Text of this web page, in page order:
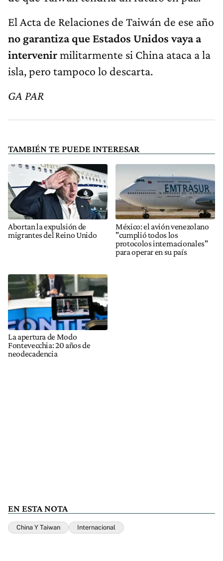
El Acta de Relaciones de Taiwán de ese año
no garantiza que Estados Unidos vaya a
intervenirmilitarmente si China ataca a la
isla, pero tampoco lo descarta.
GA PAR
TAMBIÉN TE PUEDE INTERESAR
Abortan la expulsión de
migrantes del Reino Unido
México: el avión venezolano
"cumplió todos los
protocolos internacionales"
para operar en su país
La apertura de Modo
Fontevecchia: 20 años de
neodecadencia
EN ESTA NOTA
China Y Taiwan Internacional